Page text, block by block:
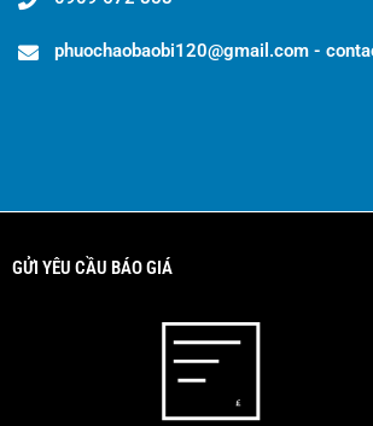
phuochaobaobi120@gmail.com -
GỬI YÊU CẦU BÁO GIÁ